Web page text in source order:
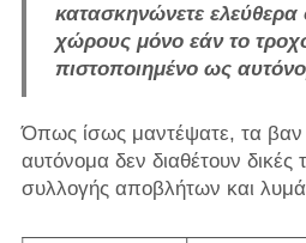
κατασκηνώνετε ελεύθερα
χώρους μόνο εάν το
πιστοποιημένο ως
Όπως ίσως μαντέψατε, τα βαν
αυτόνομα δεν διαθέτουν δικές
συλλογής αποβλήτων και